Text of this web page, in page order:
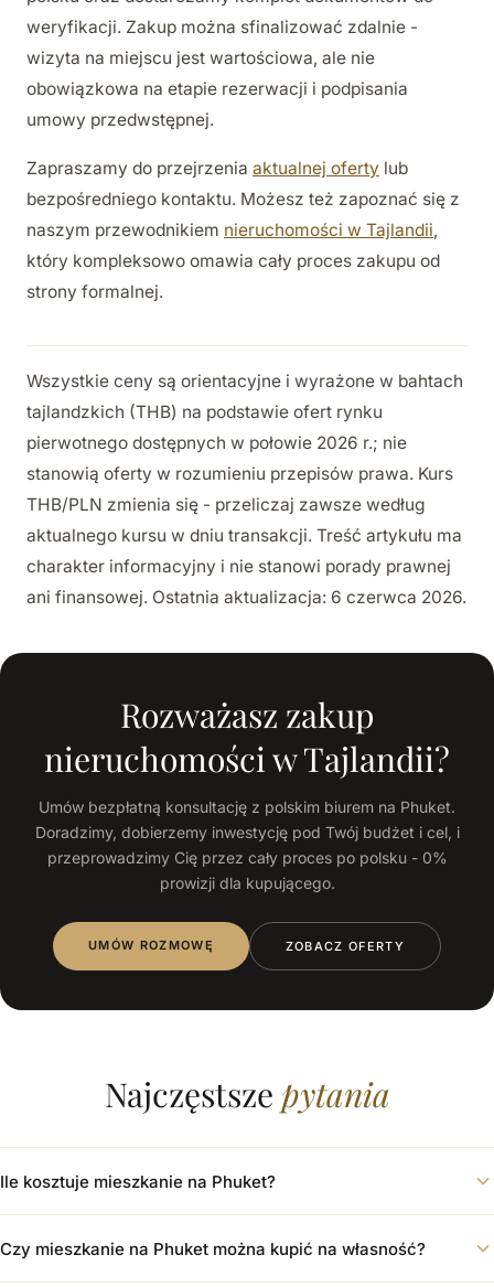
weryfikacji. Zakup można sfinalizować zdalnie -
wizyta na miejscu jest wartościowa, ale nie
obowiązkowa na etapie rezerwacji i podpisania
umowy przedwstępnej.
Zapraszamy do przejrzenia aktualnej oferty lub
bezpośredniego kontaktu. Możesz też zapoznać się z
naszym przewodnikiem nieruchomości w Tajlandii,
który kompleksowo omawia cały proces zakupu od
strony formalnej.
Wszystkie ceny są orientacyjne i wyrażone w bahtach
tajlandzkich (THB) na podstawie ofert rynku
pierwotnego dostępnych w połowie 2026 r.; nie
stanowią oferty w rozumieniu przepisów prawa. Kurs
THB/PLN zmienia się - przeliczaj zawsze według
aktualnego kursu w dniu transakcji. Treść artykułu ma
charakter informacyjny i nie stanowi porady prawnej
ani finansowej. Ostatnia aktualizacja: 6 czerwca 2026.
Rozważasz zakup
nieruchomości w Tajlandii?
Umów bezpłatną konsultację z polskim biurem na Phuket.
Doradzimy, dobierzemy inwestycję pod Twój budżet i cel, i
przeprowadzimy Cię przez cały proces po polsku - 0%
prowizji dla kupującego.
UMÓW ROZMOWĘ ZOBACZ OFERTY
Najczęstsze pytania
Ile kosztuje mieszkanie na Phuket?
Czy mieszkanie na Phuket można kupić na własność?